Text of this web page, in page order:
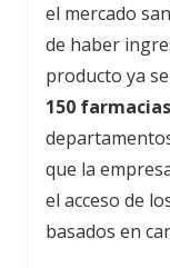
el mercado
de haber
producto ya
150 farmacias
que la
el acceso de
basados en